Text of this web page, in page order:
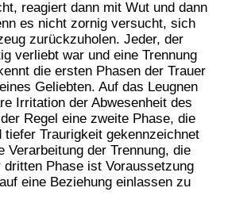
reagiert dann mit Wut und dann
es nicht zornig versucht, sich
zurückzuholen. Jeder, der
verliebt war und eine Trennung
die ersten Phasen der Trauer
Geliebten. Auf das Leugnen
Irritation der Abwesenheit des
Regel eine zweite Phase, die
tiefer Traurigkeit gekennzeichnet
Verarbeitung der Trennung, die
dritten Phase ist Voraussetzung
eine Beziehung einlassen zu